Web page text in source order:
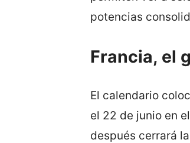
potencias
Francia, el
El calendario
el 22 de junio en
después cerrará